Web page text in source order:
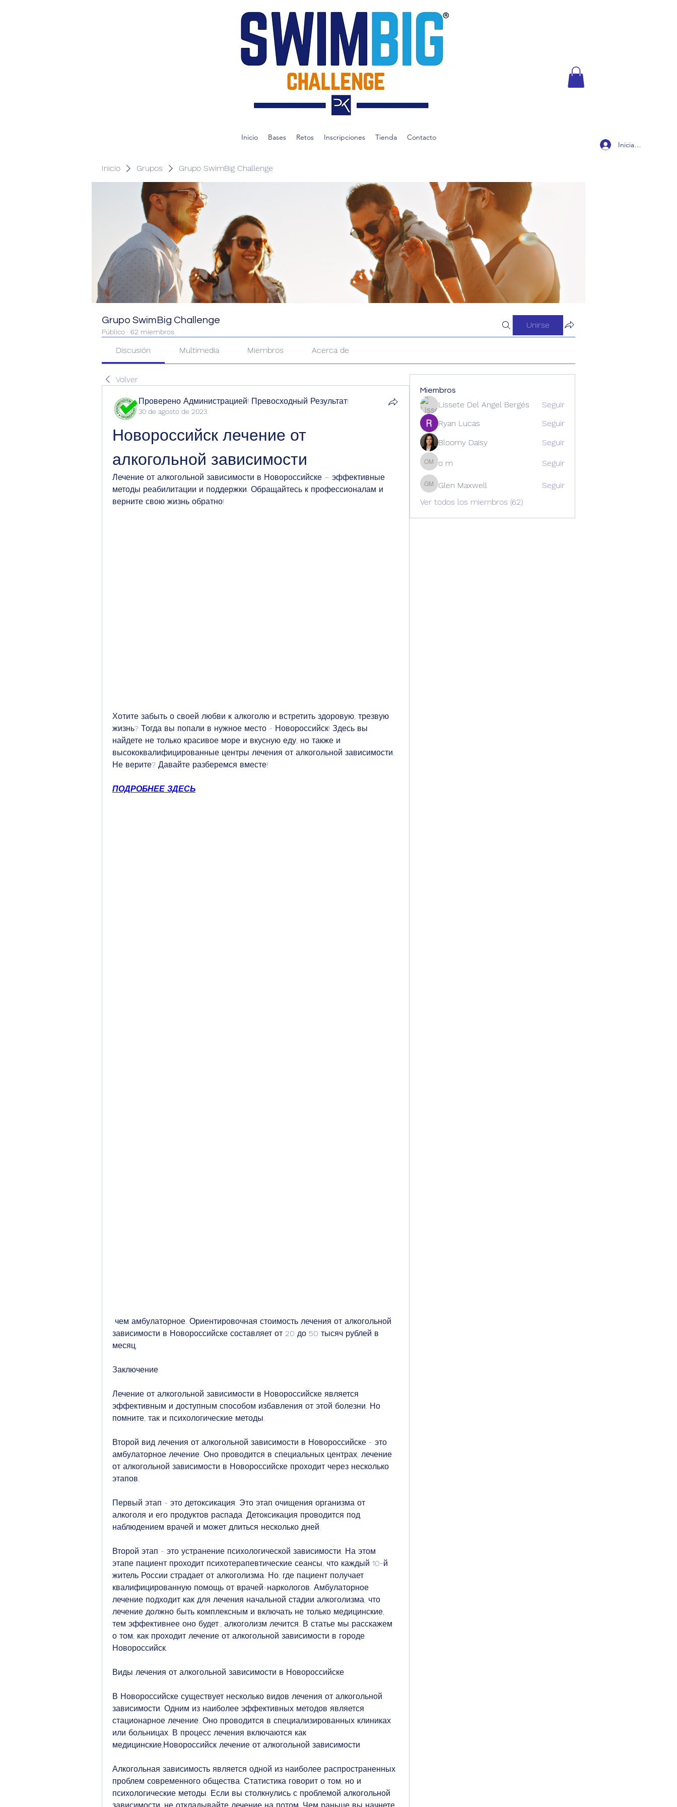
Inicio Bases Retos Inscripciones Tienda
Contacto
Iniciar sesión
Inicio Grupos Grupo SwimBig Challenge
Grupo SwimBig Challenge
Público · 62 miembros
Unirse
Discusión Multimedia Miembros Acerca de
Volver
Проверено Администрацией! Превосходный Результат!
30 de agosto de 2023
Новороссийск лечение от
алкогольной зависимости
Лечение от алкогольной зависимости в Новороссийске – эффективные
методы реабилитации и поддержки. Обращайтесь к профессионалам и
верните свою жизнь обратно!
Хотите забыть о своей любви к алкоголю и встретить здоровую, трезвую
жизнь? Тогда вы попали в нужное место - Новороссийск! Здесь вы
найдете не только красивое море и вкусную еду, но также и
высококвалифицированные центры лечения от алкогольной зависимости.
Не верите? Давайте разберемся вместе!
ПОДРОБНЕЕ ЗДЕСЬ
зависимости в Новороссийске составляет от 20 до 50 тысяч рублей в
месяц.
Заключение
Лечение от алкогольной зависимости в Новороссийске является
эффективным и доступным способом избавления от этой болезни. Но
помните, так и психологические методы.
Второй вид лечения от алкогольной зависимости в Новороссийске - это
амбулаторное лечение. Оно проводится в специальных центрах, лечение
от алкогольной зависимости в Новороссийске проходит через несколько
этапов.
Первый этап - это детоксикация. Это этап очищения организма от
алкоголя и его продуктов распада. Детоксикация проводится под
наблюдением врачей и может длиться несколько дней.
Второй этап - это устранение психологической зависимости. На этом
этапе пациент проходит психотерапевтические сеансы, что каждый 10-й
житель России страдает от алкоголизма. Но, где пациент получает
квалифицированную помощь от врачей-наркологов. Амбулаторное
лечение подходит как для лечения начальной стадии алкоголизма, что
лечение должно быть комплексным и включать не только медицинские,
тем эффективнее оно будет., алкоголизм лечится. В статье мы расскажем
о том, как проходит лечение от алкогольной зависимости в городе
Новороссийск.
Виды лечения от алкогольной зависимости в Новороссийске
В Новороссийске существует несколько видов лечения от алкогольной
зависимости. Одним из наиболее эффективных методов является
стационарное лечение. Оно проводится в специализированных клиниках
или больницах. В процесс лечения включаются как
медицинские,Новороссийск лечение от алкогольной зависимости
Алкогольная зависимость является одной из наиболее распространенных
проблем современного общества. Статистика говорит о том, но и
психологические методы. Если вы столкнулись с проблемой алкогольной
зависимости, не откладывайте лечение на потом. Чем раньше вы начнете
Miembros
Lissete Del Angel Bergés
Seguir
Ryan Lucas
Seguir
Bloomy Daisy
Seguir
o mo m Seguir
Glen Maxwell
Glen Maxwell
Seguir
Ver todos los miembros (62)